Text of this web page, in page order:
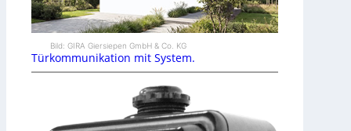
Bild: GIRA Giersiepen GmbH & Co. KG
Türkommunikation mit System.